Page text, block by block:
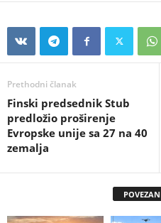
Prethodni članak
Finski predsednik Stub
predložio proširenje
Evropske unije sa 27 na 40
zemalja